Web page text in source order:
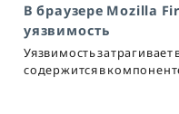
В браузере Mozilla
уязвимость
Уязвимость затрагивает
содержится в